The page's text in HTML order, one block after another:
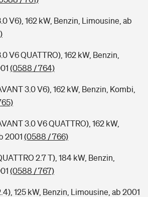
V6), 162 kW, Benzin, Limousine, ab
V6 QUATTRO), 162 kW, Benzin,
(0588 / 764)
3.0 V6), 162 kW, Benzin, Kombi,
3.0 V6 QUATTRO), 162 kW,
2001 (0588 / 766)
2.7 T), 184 kW, Benzin,
(0588 / 767)
125 kW, Benzin, Limousine, ab 2001